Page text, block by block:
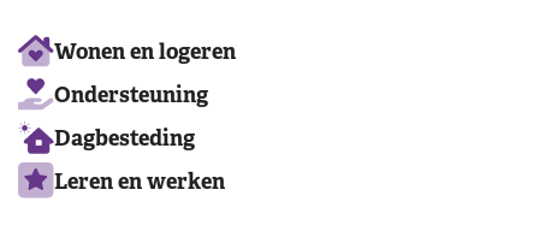
Ons
aanbod
Wonen en logeren
Ondersteuning
Dagbesteding
Leren en werken